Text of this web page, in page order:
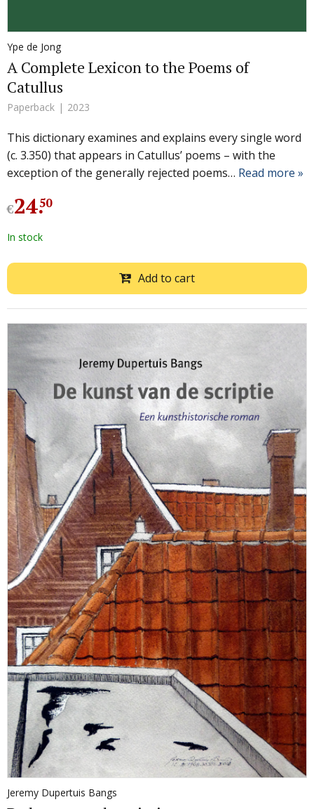
Ype de Jong
A Complete Lexicon to the Poems of
Catullus
Paperback 2023
This dictionary examines and explains every single word
(c. 3.350) that appears in Catullus’ poems – with the
exception of the generally rejected poems… Read more »
€24.
50
In stock
Add to cart
Jeremy Dupertuis Bangs